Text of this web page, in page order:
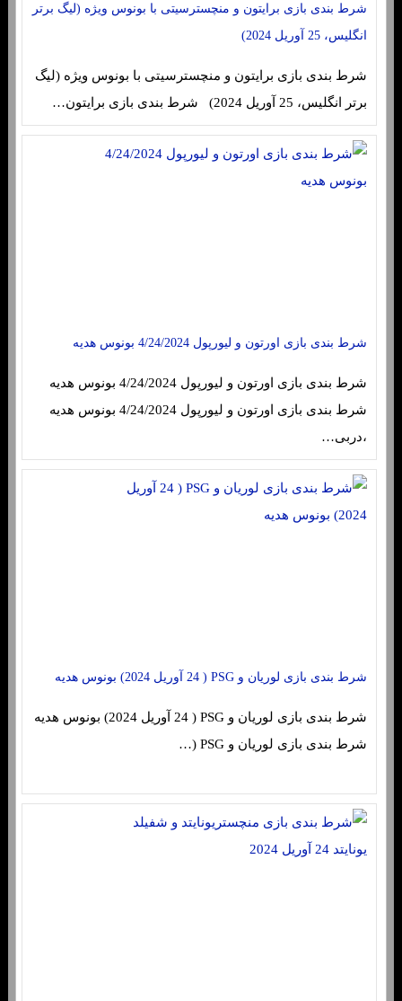
شرط بندی بازی برایتون و منچسترسیتی با بونوس ویژه (لیگ برتر
انگلیس، 25 آوریل 2024)
شرط بندی بازی برایتون و منچسترسیتی با بونوس ویژه (لیگ
برتر انگلیس، 25 آوریل 2024) شرط بندی بازی برایتون…
شرط بندی بازی اورتون و لیورپول 4/24/2024 بونوس هدیه
شرط بندی بازی اورتون و لیورپول 4/24/2024 بونوس هدیه
شرط بندی بازی اورتون و لیورپول 4/24/2024 بونوس هدیه
،دربی…
شرط بندی بازی لوریان و PSG ( 24 آوریل 2024) بونوس هدیه
شرط بندی بازی لوریان و PSG ( 24 آوریل 2024) بونوس هدیه
شرط بندی بازی لوریان و PSG (…